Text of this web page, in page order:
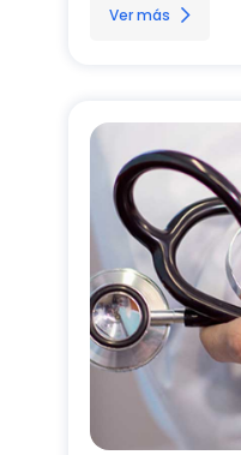
Ver más